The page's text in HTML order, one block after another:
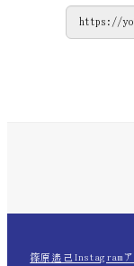
篠原遙己Instagram